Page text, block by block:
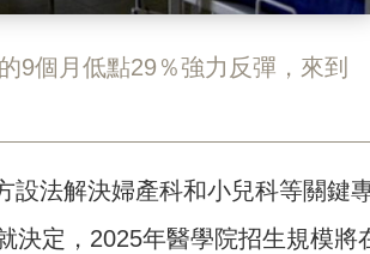
9個月低點29％強力反彈，來到
設法解決婦產科和小兒科等關鍵
決定，2025年醫學院招生規模將